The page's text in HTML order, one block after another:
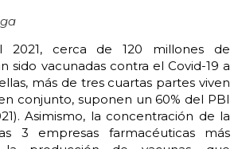
2021, cerca de 120 millones de
sido vacunadas contra el Covid-19 a
más de tres cuartas partes viven
conjunto, suponen un 60% del PBI
Asimismo, la concentración de la
3 empresas farmacéuticas más